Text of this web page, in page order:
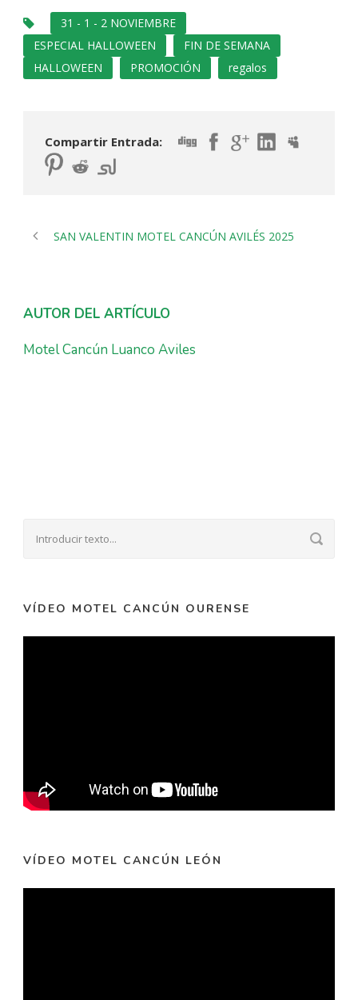
31 - 1 - 2 NOVIEMBRE
ESPECIAL HALLOWEEN
FIN DE SEMANA
HALLOWEEN
PROMOCIÓN regalos
Compartir Entrada:
SAN VALENTIN MOTEL CANCÚN AVILÉS 2025
AUTOR DEL ARTÍCULO
Motel Cancún Luanco Aviles
VÍDEO MOTEL CANCÚN OURENSE
VÍDEO MOTEL CANCÚN LEÓN